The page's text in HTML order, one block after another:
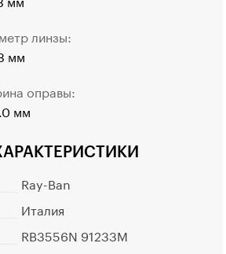
Ray-Ban
Италия
RB3556N 91233M
линзы:
мм
оправы:
мм